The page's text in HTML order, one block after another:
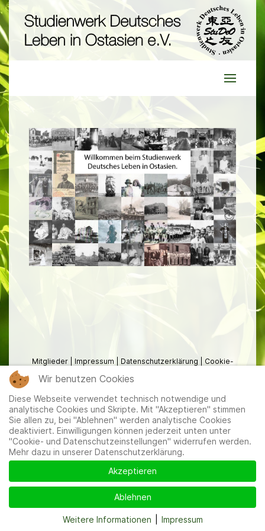
Mitglieder Impressum Datenschutzerklärung
Cookie-
Wir benutzen Cookies
Diese Webseite verwendet technisch notwendige und
analytische Cookies und Skripte. Mit "Akzeptieren" stimmen
Sie allen zu, bei "Ablehnen" werden analytische Cookies
deaktiviert. Einwilligungen können jederzeit unten unter
"Cookie- und Datenschutzeinstellungen" widerrufen werden.
Mehr dazu in unserer Datenschutzerklärung.
Akzeptieren
Ablehnen
Weitere Informationen Impressum